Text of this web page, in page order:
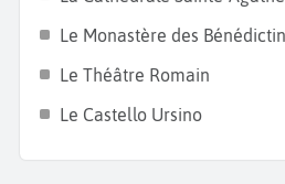
Jardin Public, idéal pour une
Ne manquez pas également la
Cuti pour un bain de soleil,
Le Monastère des
Le Théâtre Romain
Le Castello Ursino